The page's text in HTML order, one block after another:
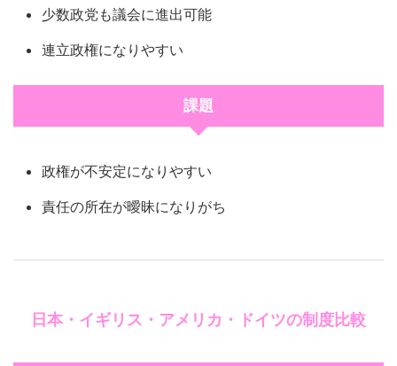
少数政党も議会に進出可能
連立政権になりやすい
課題
政権が不安定になりやすい
責任の所在が曖昧になりがち
日本・イギリス・アメリカ・ドイツの制度比較